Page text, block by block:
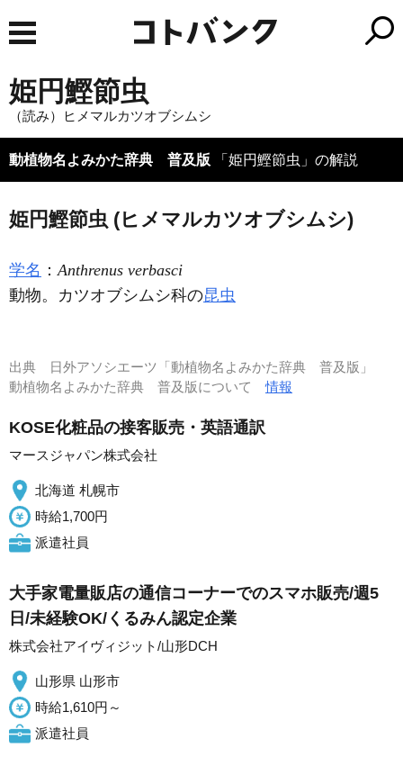
姫円鰹節虫
（読み）ヒメマルカツオブシムシ
動植物名よみかた辞典 普及版 「姫円鰹節虫」の解説
姫円鰹節虫 (ヒメマルカツオブシムシ)
学名 ：Anthrenus verbasci
動物。カツオブシムシ科の昆虫
出典
日外アソシエーツ「動植物名よみかた辞典 普及版」
動植物名よみかた辞典 普及版について情報
KOSE化粧品の接客販売・英語通訳
マースジャパン株式会社
北海道 札幌市
時給1,700円
派遣社員
大手家電量販店の通信コーナーでのスマホ販売/週5
日/未経験OK/くるみん認定企業
株式会社アイヴィジット/山形DCH
山形県 山形市
時給1,610円～
派遣社員